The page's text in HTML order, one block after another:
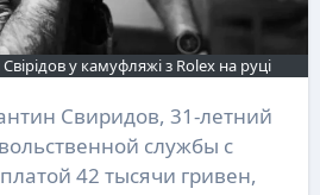
у камуфляжі з Rolex на руці
службы с
42 тысячи гривен,